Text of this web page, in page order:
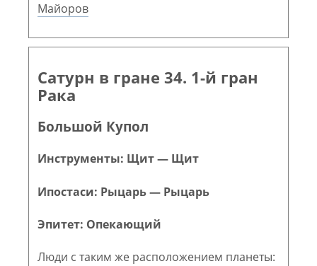
Майоров
Сатурн в гране 34. 1-й гран
Рака
Большой Купол
Инструменты: Щит — Щит
Ипостаси: Рыцарь — Рыцарь
Эпитет: Опекающий
Люди с таким же расположением планеты: